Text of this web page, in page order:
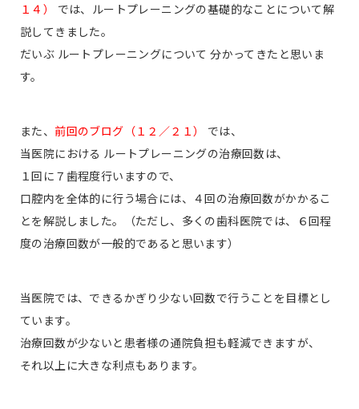
１４）
では、ルートプレーニングの基礎的なことについて解
説してきました。
だいぶ ルートプレーニングについて 分かってきたと思いま
す。
また、 前回のブログ（１２／２１）
では、
当医院における ルートプレーニングの治療回数は、
１回に７歯程度行いますので、
口腔内を全体的に行う場合には、４回の治療回数がかかるこ
とを解説しました。（ただし、多くの歯科医院では、６回程
度の治療回数が一般的であると思います）
当医院では、できるかぎり少ない回数で行うことを目標とし
ています。
治療回数が少ないと患者様の通院負担も軽減できますが、
それ以上に大きな利点もあります。